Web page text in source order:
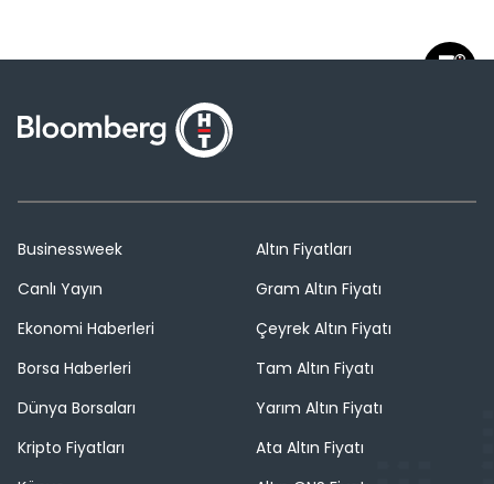
Businessweek
Canlı Yayın
Ekonomi Haberleri
Borsa Haberleri
Dünya Borsaları
Kripto Fiyatları
Altın Fiyatları
Gram Altın Fiyatı
Çeyrek Altın Fiyatı
Tam Altın Fiyatı
Yarım Altın Fiyatı
Ata Altın Fiyatı